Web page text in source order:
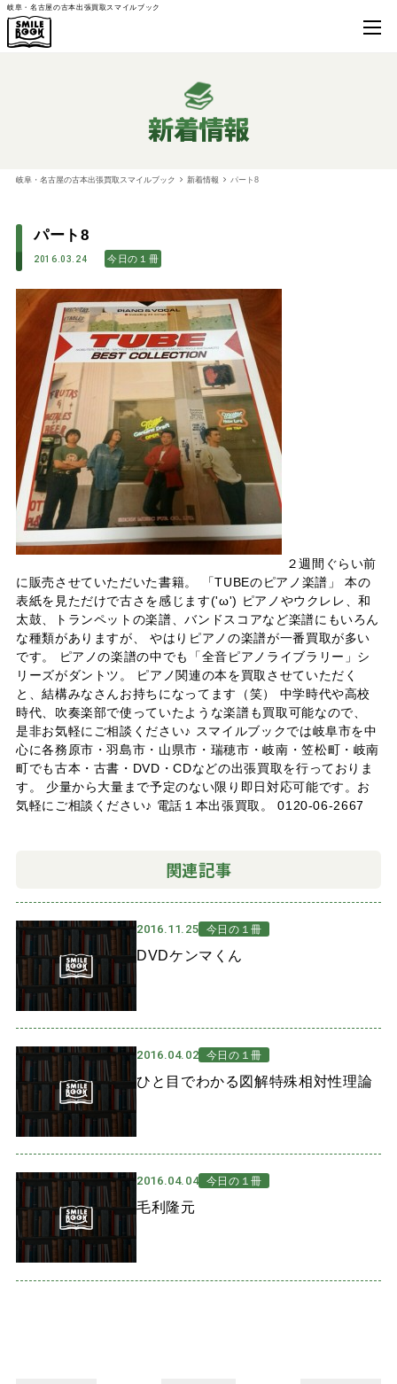
岐阜・名古屋の古本出張買取スマイルブック
新着情報
岐阜・名古屋の古本出張買取スマイルブック 新着情報 パート8
パート8
2016.03.24 今日の１冊
２週間ぐらい前
に販売させていただいた書籍。 「TUBEのピアノ楽譜」 本の
表紙を見ただけで古さを感じます('ω') ピアノやウクレレ、和
太鼓、トランペットの楽譜、バンドスコアなど楽譜にもいろん
な種類がありますが、 やはりピアノの楽譜が一番買取が多い
です。 ピアノの楽譜の中でも「全音ピアノライブラリー」シ
リーズがダントツ。 ピアノ関連の本を買取させていただく
と、結構みなさんお持ちになってます（笑） 中学時代や高校
時代、吹奏楽部で使っていたような楽譜も買取可能なので、
是非お気軽にご相談ください♪ スマイルブックでは岐阜市を中
心に各務原市・羽島市・山県市・瑞穂市・岐南・笠松町・岐南
町でも古本・古書・DVD・CDなどの出張買取を行っておりま
す。 少量から大量まで予定のない限り即日対応可能です。お
気軽にご相談ください♪ 電話１本出張買取。 0120-06-2667
関連記事
2016.11.25 今日の１冊
DVDケンマくん
2016.04.02 今日の１冊
ひと目でわかる図解特殊相対性理論
2016.04.04 今日の１冊
毛利隆元